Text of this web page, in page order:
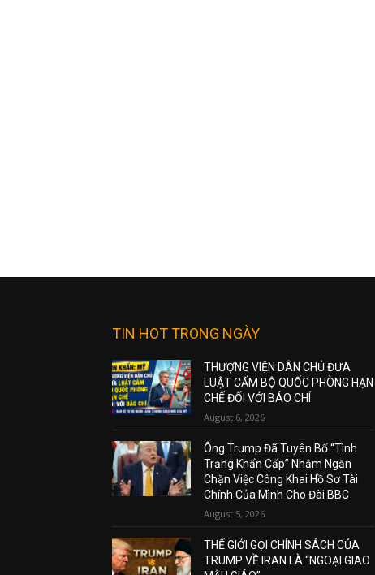
TIN HOT TRONG NGÀY
THƯỢNG VIỆN DÂN CHỦ ĐƯA
LUẬT CẤM BỘ QUỐC PHÒNG HẠN
CHẾ ĐỐI VỚI BÁO CHÍ
August 6, 2026
Ông Trump Đã Tuyên Bố “Tình
Trạng Khẩn Cấp” Nhằm Ngăn
Chặn Việc Công Khai Hồ Sơ Tài
Chính Của Mình Cho Đài BBC
August 5, 2026
THẾ GIỚI GỌI CHÍNH SÁCH CỦA
TRUMP VỀ IRAN LÀ “NGOẠI GIAO